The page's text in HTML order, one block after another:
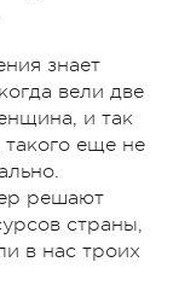
знает
вели две
и так
еще не
решают
страны,
в нас троих